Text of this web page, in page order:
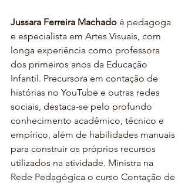
Jussara Ferreira Machado é pedagoga
e especialista em Artes Visuais, com
longa experiência como professora
dos primeiros anos da Educação
Infantil. Precursora em contação de
histórias no YouTube e outras redes
sociais, destaca-se pelo profundo
conhecimento acadêmico, técnico e
empírico, além de habilidades manuais
para construir os próprios recursos
utilizados na atividade. Ministra na
Rede Pedagógica o curso Contação de